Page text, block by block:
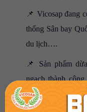
📌 Vicosap đang
thống Sân bay
du lịch….
📌 Sản phẩm
ngạch thành
Bản, Anh, Mỹ,